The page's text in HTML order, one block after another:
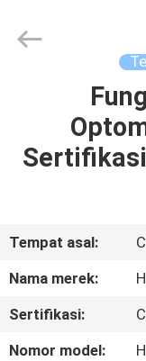
PRODUK
KAMI
PABRIK
Technology
Co.,Ltd..
Tempat asal:
Nama merek:
Sertifikasi:
Nomor model: